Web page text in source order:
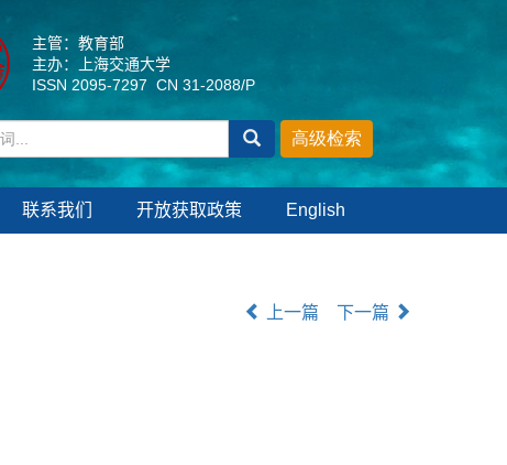
主管：教育部
主办：上海交通大学
ISSN 2095-7297 CN 31-2088/P
联系我们 开放获取政策 English
上一篇 下一篇